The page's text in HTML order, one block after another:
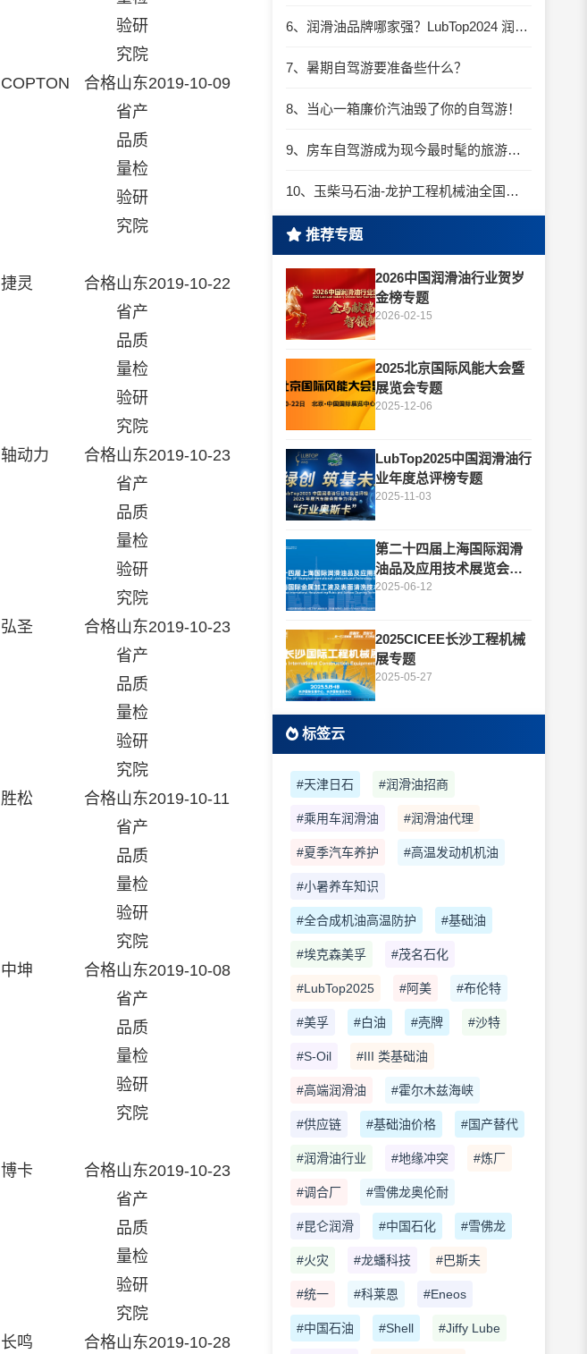
验研
究院
COPTON 合格山东
省产
品质
量检
验研
究院
2019-10-09
捷灵 合格山东
省产
品质
量检
验研
究院
2019-10-22
轴动力 合格山东
省产
品质
量检
验研
究院
2019-10-23
弘圣 合格山东
省产
品质
量检
验研
究院
2019-10-23
胜松 合格山东
省产
品质
量检
验研
究院
2019-10-11
中坤 合格山东
省产
品质
量检
验研
究院
2019-10-08
博卡 合格山东
省产
品质
量检
验研
究院
2019-10-23
长鸣 合格山东2019-10-28
6、润滑油品牌哪家强？LubTop2024 润滑油总评榜荣耀张榜
7、暑期自驾游要准备些什么？
8、当心一箱廉价汽油毁了你的自驾游！
9、房车自驾游成为现今最时髦的旅游方式
10、玉柴马石油-龙护工程机械油全国招商丨卓越的品质，专业的品牌！
推荐专题
2026中国润滑油行业贺岁
金榜专题
2026-02-15
2025北京国际风能大会暨
展览会专题
2025-12-06
LubTop2025中国润滑油行
业年度总评榜专题
2025-11-03
第二十四届上海国际润滑
油品及应用技术展览会专
题
2025-06-12
2025CICEE长沙工程机械
展专题
2025-05-27
标签云
#天津日石 #润滑油招商
#乘用车润滑油 #润滑油代理
#夏季汽车养护 #高温发动机机油
#小暑养车知识
#全合成机油高温防护 #基础油
#埃克森美孚 #茂名石化
#LubTop2025 #阿美 #布伦特
#美孚 #白油 #壳牌 #沙特
#S-Oil #III 类基础油
#高端润滑油 #霍尔木兹海峡
#供应链 #基础油价格 #国产替代
#润滑油行业 #地缘冲突 #炼厂
#调合厂 #雪佛龙奥伦耐
#昆仑润滑 #中国石化 #雪佛龙
#火灾 #龙蟠科技 #巴斯夫
#统一 #科莱恩 #Eneos
#中国石油 #Shell #Jiffy Lube